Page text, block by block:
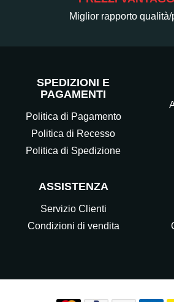
Miglior rapporto qualità/
SPEDIZIONI E
PAGAMENTI
Politica di Pagamento
Politica di Recesso
Politica di Spedizione
ASSISTENZA
Servizio Clienti
Condizioni di vendita